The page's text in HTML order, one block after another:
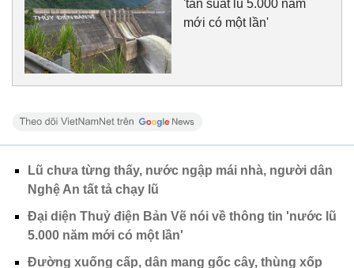
'tần suất lũ 5.000 năm
mới có một lần'
Lũ chưa từng thấy, nước ngập mái nhà, người dân
Nghệ An tất tả chạy lũ
Đại diện Thuỷ điện Bản Vẽ nói về thông tin 'nước lũ
5.000 năm mới có một lần'
Đường xuống cấp, dân mang gốc cây, thùng xốp